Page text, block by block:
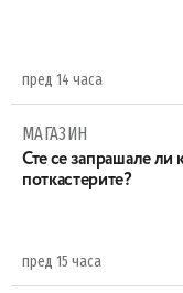
пред 14 часа
МАГАЗИН
Сте се запрашале ли
поткастерите?
пред 15 часа